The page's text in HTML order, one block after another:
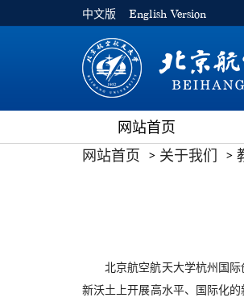
中文版 English Version
网站首页
网站首页
关于我们
北京航空航天大学杭州国
新沃土上开展高水平、国际化